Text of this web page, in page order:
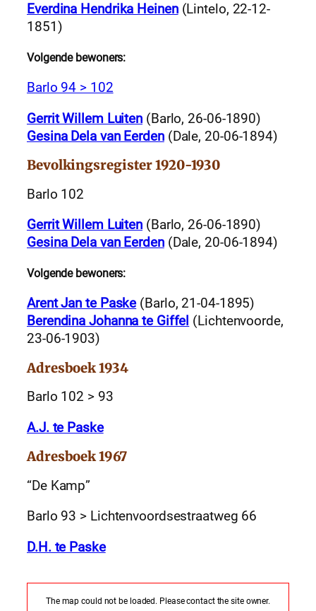
Everdina Hendrika Heinen(Lintelo, 22-12-
1851)
Volgende bewoners:
Barlo 94 > 102
Gerrit Willem Luiten (Barlo, 26-06-1890)
Gesina Dela van Eerden(Dale, 20-06-1894)
Bevolkingsregister 1920-1930
Barlo 102
Gerrit Willem Luiten (Barlo, 26-06-1890)
Gesina Dela van Eerden(Dale, 20-06-1894)
Volgende bewoners:
Arent Jan te Paske(Barlo, 21-04-1895)
Berendina Johanna te Giffel (Lichtenvoorde,
23-06-1903)
Adresboek 1934
Barlo 102 > 93
A.J. te Paske
Adresboek 1967
“De Kamp”
Barlo 93 > Lichtenvoordsestraatweg 66
D.H. te Paske
The map could not be loaded. Please contact the site owner.